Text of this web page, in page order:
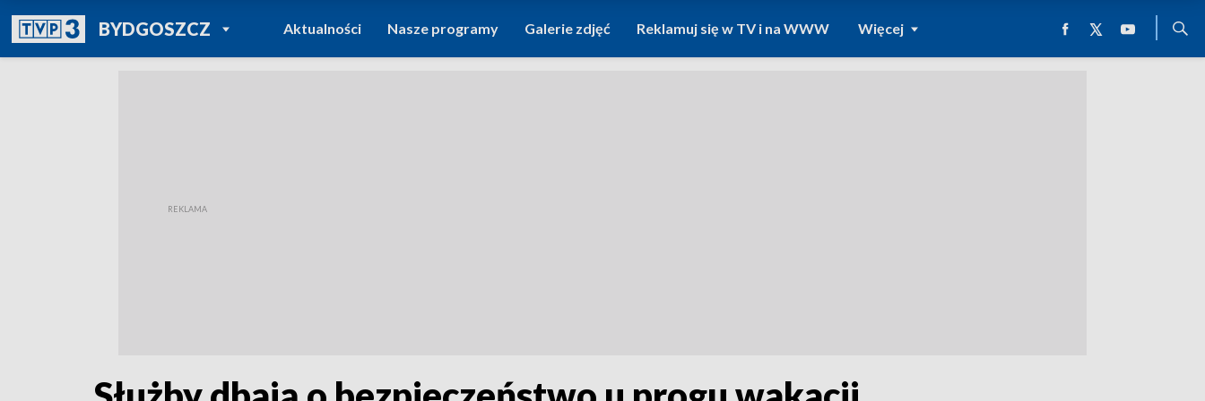
BYDGOSZCZPOWRÓT DO
TVP REGIONY
Aktualności Nasze programy Galerie zdjęć Reklamuj się w TV i na WWW Więcej